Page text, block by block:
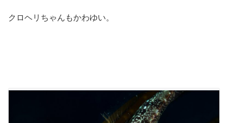
クロヘリちゃんもかわゆい。